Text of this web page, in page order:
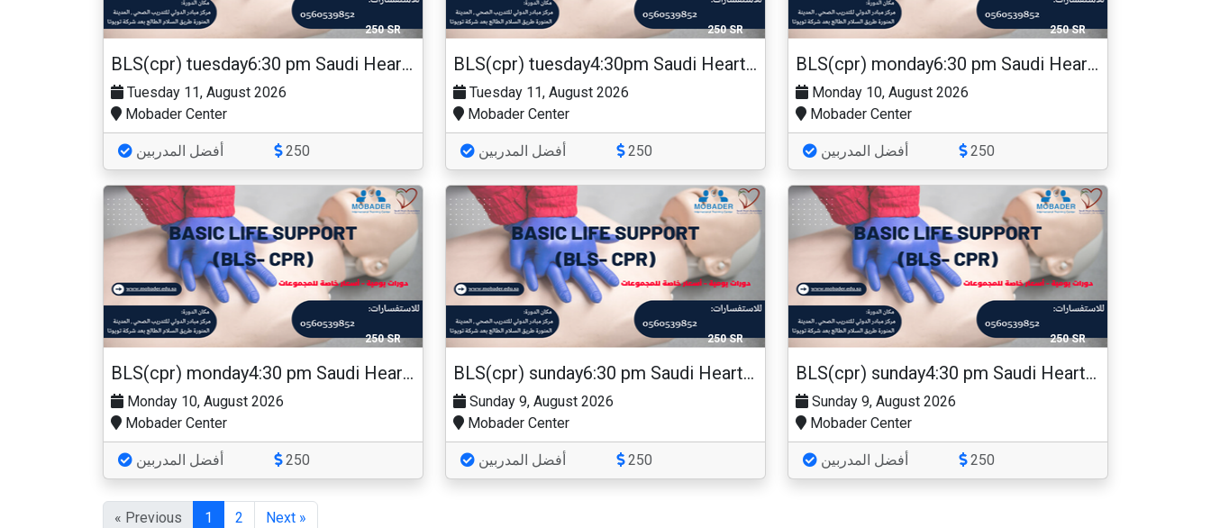
250 SR
BLS(cpr) tuesday6:30 pm Saudi Heart Association
Tuesday 11, August 2026
Mobader Center
أفضل المدربين 250
250 SR
BLS(cpr) tuesday4:30pm Saudi Heart Association
Tuesday 11, August 2026
Mobader Center
أفضل المدربين 250
250 SR
BLS(cpr) monday6:30 pm Saudi Heart Association
Monday 10, August 2026
Mobader Center
أفضل المدربين 250
250 SR
BLS(cpr) monday4:30 pm Saudi Heart Association
Monday 10, August 2026
Mobader Center
أفضل المدربين 250
250 SR
BLS(cpr) sunday6:30 pm Saudi Heart Association
Sunday 9, August 2026
Mobader Center
أفضل المدربين 250
250 SR
BLS(cpr) sunday4:30 pm Saudi Heart Association
Sunday 9, August 2026
Mobader Center
أفضل المدربين 250
« Previous 1 2 Next »